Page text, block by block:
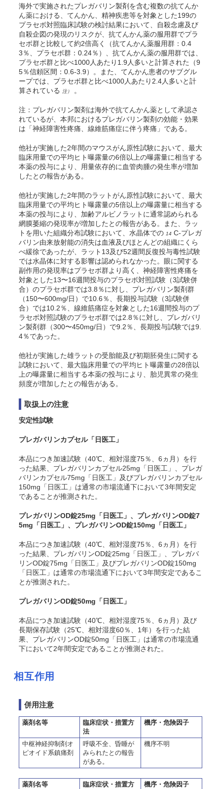
海外で実施されたプレガバリン製剤を含む複数の抗てんか
ん薬における、てんかん、精神疾患等を対象とした199の
プラセボ対照臨床試験の検討結果において、自殺念慮及び
自殺企図の発現のリスクが、抗てんかん薬の服用群でプラ
セボ群と比較して約2倍高く（抗てんかん薬服用群：0.4
3％、プラセボ群：0.24％）、抗てんかん薬の服用群では、
プラセボ群と比べ1000人あたり1.9人多いと計算された（9
5％信頼区間：0.6-3.9）。また、てんかん患者のサブグル
ープでは、プラセボ群と比べ1000人あたり2.4人多いと計
算されている
注） 。
注：プレガバリン製剤は海外で抗てんかん薬として承認さ
れているが、本邦におけるプレガバリン製剤の効能・効果
は「神経障害性疼痛、線維筋痛症に伴う疼痛」である。
他社が実施した2年間のマウスがん原性試験において、最大
臨床用量での平均ヒト曝露量の6倍以上の曝露量に相当する
本薬の投与により、用量依存的に血管肉腫の発生率が増加
したとの報告がある。
他社が実施した2年間のラットがん原性試験において、最大
臨床用量での平均ヒト曝露量の5倍以上の曝露量に相当する
本薬の投与により、加齢アルビノラットに通常認められる
網膜萎縮の発現率が増加したとの報告がある。また、ラッ
トを用いた組織分布試験において、水晶体での 14 C-プレガ
バリン由来放射能の消失は血液及びほとんどの組織にくら
べ緩徐であったが、ラット13及び52週間反復投与毒性試験
では水晶体に対する影響は認められなかった。眼に関する
副作用の発現率はプラセボ群より高く、神経障害性疼痛を
対象とした13〜16週間投与のプラセボ対照試験（3試験併
合）のプラセボ群では3.8％に対し、プレガバリン製剤群
（150〜600mg/日）で10.6％、長期投与試験（3試験併
合）では10.2％、線維筋痛症を対象とした16週間投与のプ
ラセボ対照試験のプラセボ群では2.8％に対し、プレガバリ
ン製剤群（300〜450mg/日）で9.2％、長期投与試験では9.
4％であった。
他社が実施した雄ラットの受胎能及び初期胚発生に関する
試験において、最大臨床用量での平均ヒト曝露量の28倍以
上の曝露量に相当する本薬の投与により、胎児異常の発生
頻度が増加したとの報告がある。
取扱上の注意
安定性試験
プレガバリンカプセル「日医工」
本品につき加速試験（40℃、相対湿度75％、6ヵ月）を行
った結果、プレガバリンカプセル25mg「日医工」、プレガ
バリンカプセル75mg「日医工」及びプレガバリンカプセル
150mg「日医工」は通常の市場流通下において3年間安定
であることが推測された 。
プレガバリンOD錠25mg「日医工」、プレガバリンOD錠7
5mg「日医工」、プレガバリンOD錠150mg「日医工」
本品につき加速試験（40℃、相対湿度75％、6ヵ月）を行
った結果、プレガバリンOD錠25mg「日医工」、プレガバ
リンOD錠75mg「日医工」及びプレガバリンOD錠150mg
「日医工」は通常の市場流通下において3年間安定であるこ
とが推測された 。
プレガバリンOD錠50mg「日医工」
本品につき加速試験（40℃、相対湿度75％、6ヵ月）及び
長期保存試験（25℃、相対湿度60％、1年）を行った結
果、プレガバリンOD錠50mg「日医工」は通常の市場流通
下において2年間安定であることが推測された 。
相互作用
併用注意
薬剤名等
臨床症状・措置方
法
機序・危険因子
中枢神経抑制剤オ
ピオイド系鎮痛剤
呼吸不全、昏睡が
みられたとの報告
がある。
機序不明
薬剤名等
臨床症状・措置方
機序・危険因子